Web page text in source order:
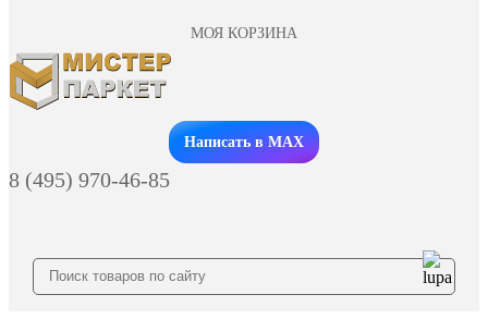
МОЯ КОРЗИНА
Заказать звонок
Написать в MAX
8 (495) 970-46-85